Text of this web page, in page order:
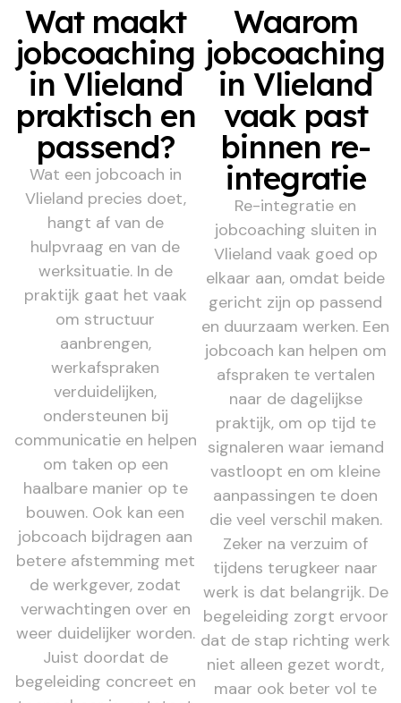
Wat maakt
jobcoaching
in Vlieland
praktisch en
passend?
Wat een jobcoach in
Vlieland precies doet,
hangt af van de
hulpvraag en van de
werksituatie. In de
praktijk gaat het vaak
om structuur
aanbrengen,
werkafspraken
verduidelijken,
ondersteunen bij
communicatie en helpen
om taken op een
haalbare manier op te
bouwen. Ook kan een
jobcoach bijdragen aan
betere afstemming met
de werkgever, zodat
verwachtingen over en
weer duidelijker worden.
Juist doordat de
begeleiding concreet en
Waarom
jobcoaching
in Vlieland
vaak past
binnen re-
integratie
Re-integratie en
jobcoaching sluiten in
Vlieland vaak goed op
elkaar aan, omdat beide
gericht zijn op passend
en duurzaam werken. Een
jobcoach kan helpen om
afspraken te vertalen
naar de dagelijkse
praktijk, om op tijd te
signaleren waar iemand
vastloopt en om kleine
aanpassingen te doen
die veel verschil maken.
Zeker na verzuim of
tijdens terugkeer naar
werk is dat belangrijk. De
begeleiding zorgt ervoor
dat de stap richting werk
niet alleen gezet wordt,
maar ook beter vol te